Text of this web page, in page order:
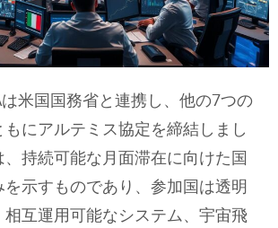
米国国務省と連携し、他の7つの
にアルテミス協定を締結しまし
、持続可能な月面滞在に向けた国
を示すものであり、参加国は透明
互運用可能なシステム、宇宙飛